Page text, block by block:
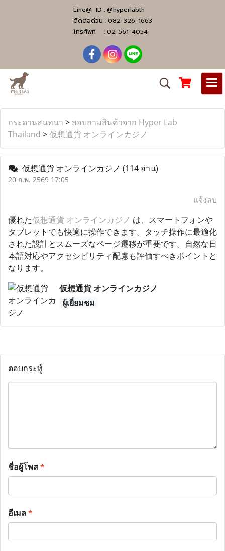
Line@ ID : @hyperlabth
ติดต่อด่วน : 082-326-1663
โทรศัพท์ : 02-561-4054
กระดานสนทนา > สอบถามสินค้าจาก Hyper Lab
Thailand >仮想通貨 オンラインカジノ
仮想通貨 オンラインカジノ (114 อ่าน)
20 ก.พ. 2569 17:05
แจ้งลบ
優れた仮想通貨 オンラインカジノ は、スマートフォンや
タブレットでも快適に操作できます。タッチ操作に最適化
された設計とスムーズなページ遷移が重要です。自然な日
本語対応やアクセシビリティ配慮も評価すべきポイントと
なります。
仮想通貨 オンラインカジノ
ผู้เยี่ยมชม
ตอบกระทู้
ชื่อผู้โพส*
อีเมล*